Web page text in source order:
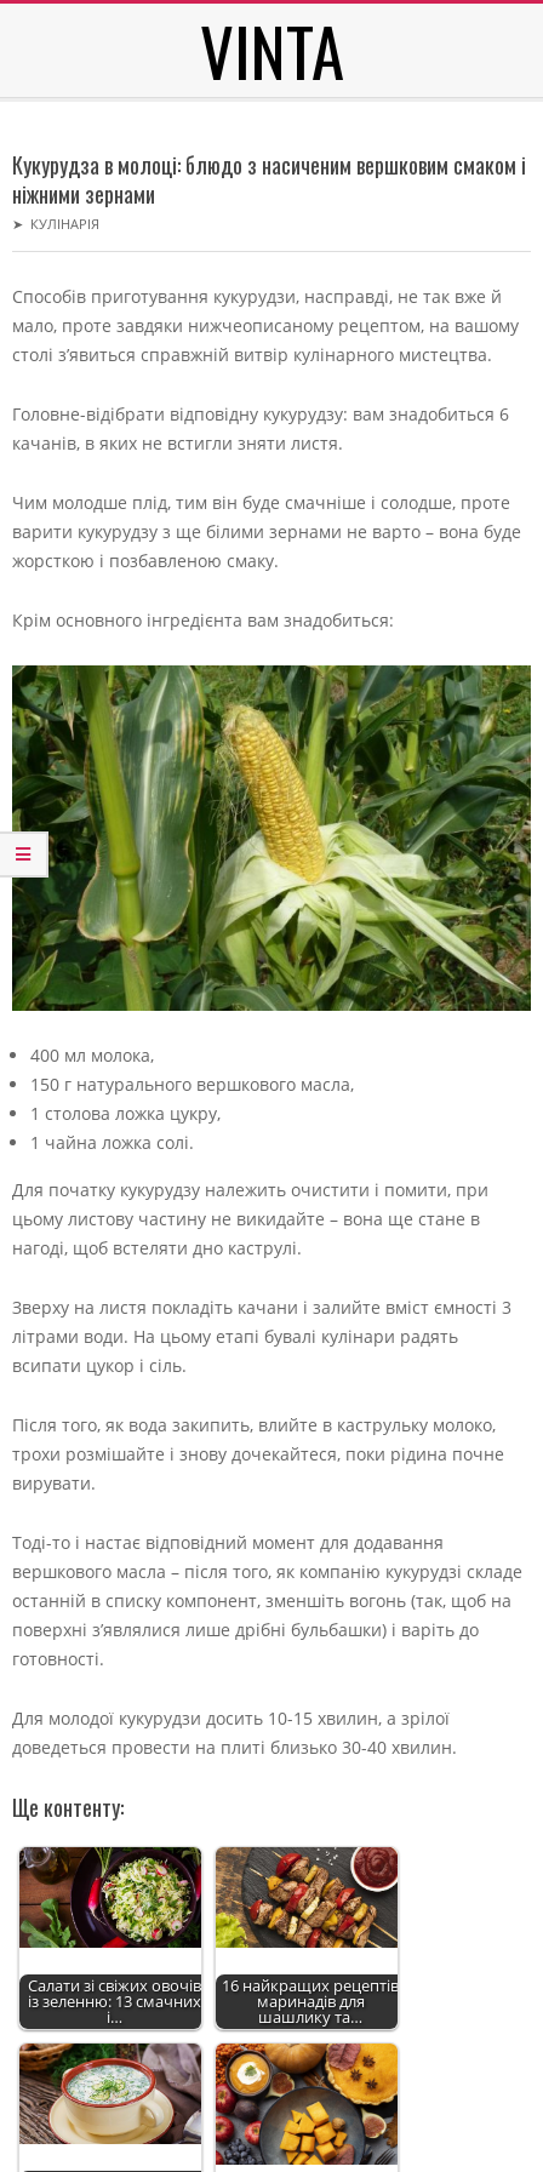
VINTA
Menu
Кукурудза в молоці: блюдо з насиченим вершковим смаком і
ніжними зернами
➤ КУЛІНАРІЯ
Способів приготування кукурудзи, насправді, не так вже й
мало, проте завдяки нижчеописаному рецептом, на вашому
столі з’явиться справжній витвір кулінарного мистецтва.
Головне-відібрати відповідну кукурудзу: вам знадобиться 6
качанів, в яких не встигли зняти листя.
Чим молодше плід, тим він буде смачніше і солодше, проте
варити кукурудзу з ще білими зернами не варто – вона буде
жорсткою і позбавленою смаку.
Крім основного інгредієнта вам знадобиться:
400 мл молока,
150 г натурального вершкового масла,
1 столова ложка цукру,
1 чайна ложка солі.
Для початку кукурудзу належить очистити і помити, при
цьому листову частину не викидайте – вона ще стане в
нагоді, щоб встеляти дно каструлі.
Зверху на листя покладіть качани і залийте вміст ємності 3
літрами води. На цьому етапі бувалі кулінари радять
всипати цукор і сіль.
Після того, як вода закипить, влийте в каструльку молоко,
трохи розмішайте і знову дочекайтеся, поки рідина почне
вирувати.
Тоді-то і настає відповідний момент для додавання
вершкового масла – після того, як компанію кукурудзі складе
останній в списку компонент, зменшіть вогонь (так, щоб на
поверхні з’являлися лише дрібні бульбашки) і варіть до
готовності.
Для молодої кукурудзи досить 10-15 хвилин, а зрілої
доведеться провести на плиті близько 30-40 хвилин.
Ще контенту:
Салати зі свіжих овочів
із зеленню: 13 смачних
і…
16 найкращих рецептів
маринадів для
шашлику та…